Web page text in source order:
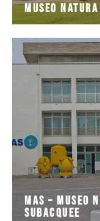
Museo NatuRa
MAS –
Subacquee
MAS –
Subacquee
Il Museo
una variegata
stampe,
illustrano i vari